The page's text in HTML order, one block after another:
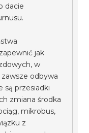
dacie
jak
w
odbywa
są przesiadki
zmiana środka
mikrobus,
z